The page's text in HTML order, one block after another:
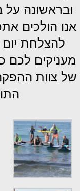
ובראשונה על
אנו הולכים
להצלחת
מעניקים לכם
של צוות